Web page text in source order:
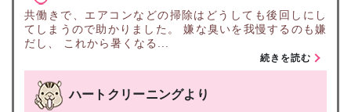
共働きで、エアコンなどの掃除はどうしても後回しにし
てしまうので助かりました。 嫌な臭いを我慢するのも嫌
だし、 これから暑くなる...
続きを読む
ハートクリーニングより